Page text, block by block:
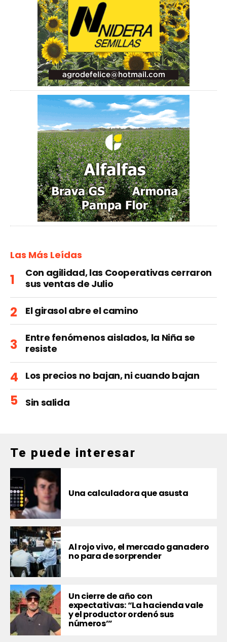
Las Más Leídas
Con agilidad, las Cooperativas cerraron
sus ventas de Julio
El girasol abre el camino
Entre fenómenos aislados, la Niña se
resiste
Los precios no bajan, ni cuando bajan
Sin salida
Te puede interesar
Una calculadora que asusta
Al rojo vivo, el mercado ganadero
no para de sorprender
Un cierre de año con
expectativas: “La hacienda vale
y el productor ordenó sus
números’”